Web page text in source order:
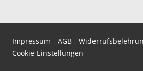
Impressum AGB
Cookie-Einstellungen